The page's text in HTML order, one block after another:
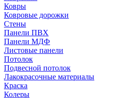
Ковры
Ковровые дорожки
Стены
Панели ПВХ
Панели МДФ
Листовые панели
Потолок
Подвесной потолок
Лакокрасочные материалы
Краска
Колеры